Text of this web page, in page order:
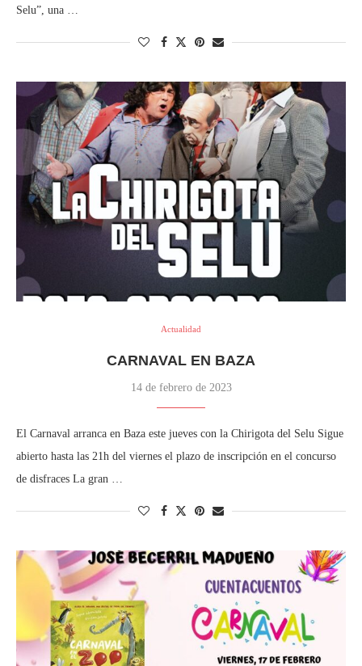
Selu”, una …
Actualidad
CARNAVAL EN BAZA
14 de febrero de 2023
El Carnaval arranca en Baza este jueves con la Chirigota del Selu Sigue
abierto hasta las 21h del viernes el plazo de inscripción en el concurso
de disfraces La gran …